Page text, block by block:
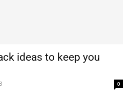
ideas to keep you
0